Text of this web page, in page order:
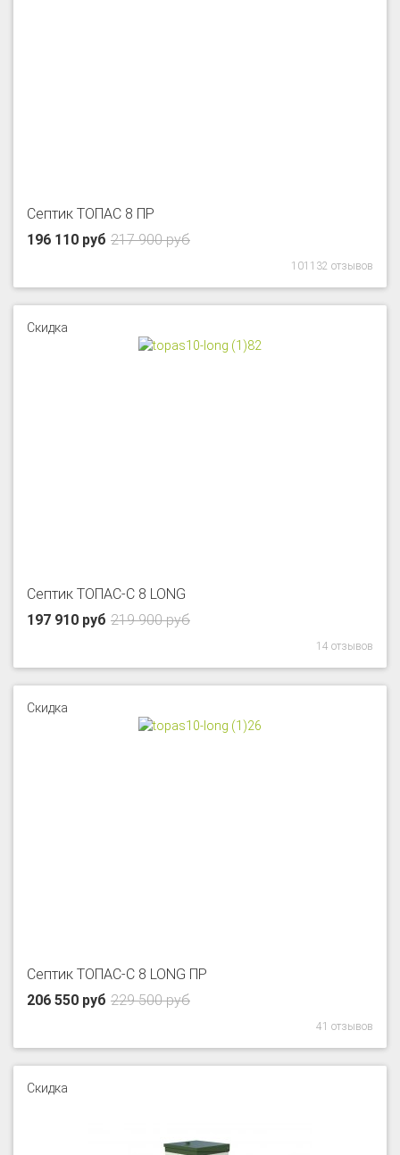
Септик ТОПАС 8 ПР
217 900 руб
196 110 руб
101132 отзывов
Скидка
Септик ТОПАС-С 8 LONG
219 900 руб
197 910 руб
14 отзывов
Скидка
Септик ТОПАС-С 8 LONG ПР
229 500 руб
206 550 руб
41 отзывов
Скидка